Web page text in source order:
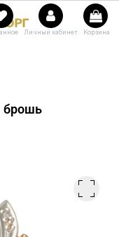
Личный кабинет Корзина
брошь